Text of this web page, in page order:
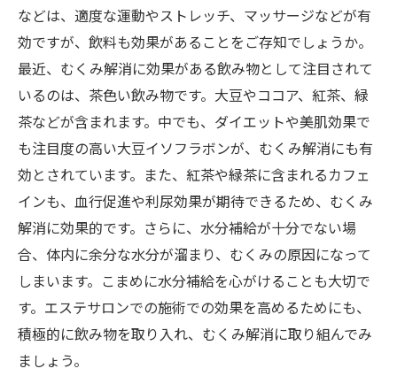
などは、適度な運動やストレッチ、マッサージなどが有
効ですが、飲料も効果があることをご存知でしょうか。
最近、むくみ解消に効果がある飲み物として注目されて
いるのは、茶色い飲み物です。大豆やココア、紅茶、緑
茶などが含まれます。中でも、ダイエットや美肌効果で
も注目度の高い大豆イソフラボンが、むくみ解消にも有
効とされています。また、紅茶や緑茶に含まれるカフェ
インも、血行促進や利尿効果が期待できるため、むくみ
解消に効果的です。さらに、水分補給が十分でない場
合、体内に余分な水分が溜まり、むくみの原因になって
しまいます。こまめに水分補給を心がけることも大切で
す。エステサロンでの施術での効果を高めるためにも、
積極的に飲み物を取り入れ、むくみ解消に取り組んでみ
ましょう。